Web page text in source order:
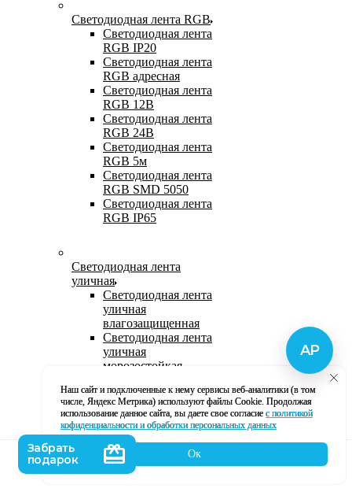
Светодиодная лента RGB
Светодиодная лента
RGB IP20
Светодиодная лента
RGB адресная
Светодиодная лента
RGB 12В
Светодиодная лента
RGB 24В
Светодиодная лента
RGB 5м
Светодиодная лента
RGB SMD 5050
Светодиодная лента
RGB IP65
Светодиодная лента
уличная
Светодиодная лента
уличная
влагозащищенная
Светодиодная лента
уличная
морозостойкая
светодиодная лента
220В
Светодиодная лента
уличная в силиконе
Каталог
Наш сайт и подключенные к нему сервисы веб-аналитики (в том
числе, Яндекс Метрика) используют файлы Cookie. Продолжая
использование данное сайта, вы даете свое согласие с политикой
кофиденциальности и обработки персональных данных
Ок